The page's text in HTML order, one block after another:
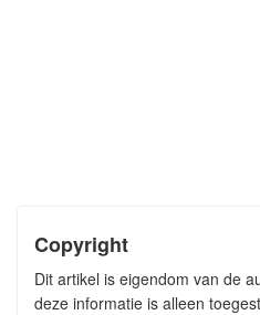
Copyright
Dit artikel is eigendom van de
deze informatie is alleen